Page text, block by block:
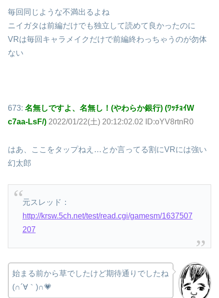
毎回同じような不満出るよね
ニイガタは前編だけでも独立して読めて良かったのに
VRは毎回キャラメイクだけで前編終わっちゃうのが勿体
ない
673: 名無しですよ、名無し！(やわらか銀行) (ﾜｯﾁｮｲW
c7aa-LsF/) 2022/01/22(土) 20:12:02.02 ID:oYV8rtnR0
はあ、ここをタップねえ…とか言ってる割にVRには強い
幻太郎
元スレッド：
http://krsw.5ch.net/test/read.cgi/gamesm/1637507
207
始まる前から草でしたけど期待通りでしたね
(∩´∀｀)∩💗